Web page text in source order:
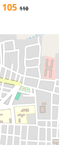
110
105